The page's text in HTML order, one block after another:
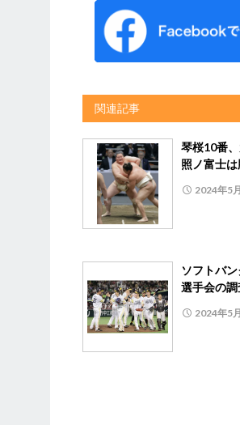
関連記事
琴桜10番
照ノ富士
2024年5
ソフトバ
選手会の調
2024年5